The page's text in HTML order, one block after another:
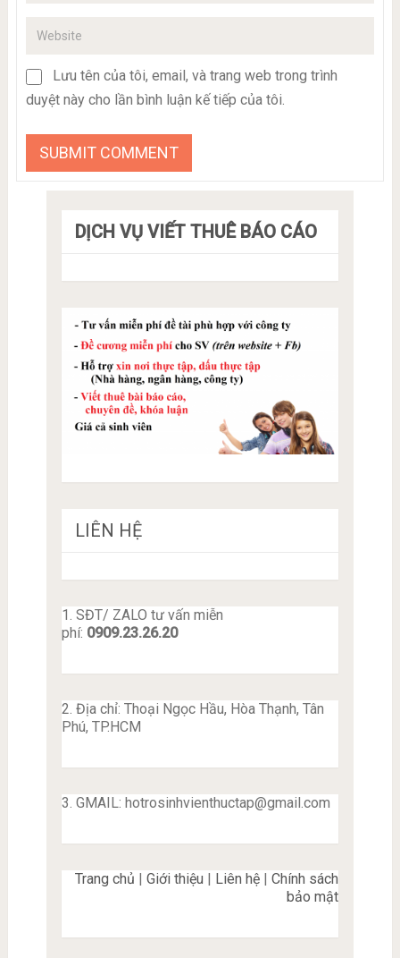
Lưu tên của tôi, email, và trang web trong trình
duyệt này cho lần bình luận kế tiếp của tôi.
DỊCH VỤ VIẾT THUÊ BÁO CÁO
LIÊN HỆ
1. SĐT/ ZALO tư vấn miễn
phí: 0909.23.26.20
2. Địa chỉ: Thoại Ngọc Hầu, Hòa Thạnh, Tân
Phú, TP.HCM
3. GMAIL: hotrosinhvienthuctap@gmail.com
Trang chủ |Giới thiệu | Liên hệ |Chính sách
bảo mật